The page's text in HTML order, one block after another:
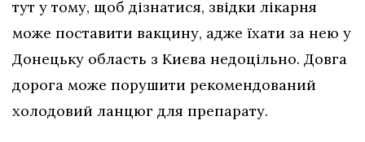
тут у тому, щоб дізнатися, звідки лікарня
може поставити вакцину, адже їхати за нею у
Донецьку область з Києва недоцільно. Довга
дорога може порушити рекомендований
холодовий ланцюг для препарату.